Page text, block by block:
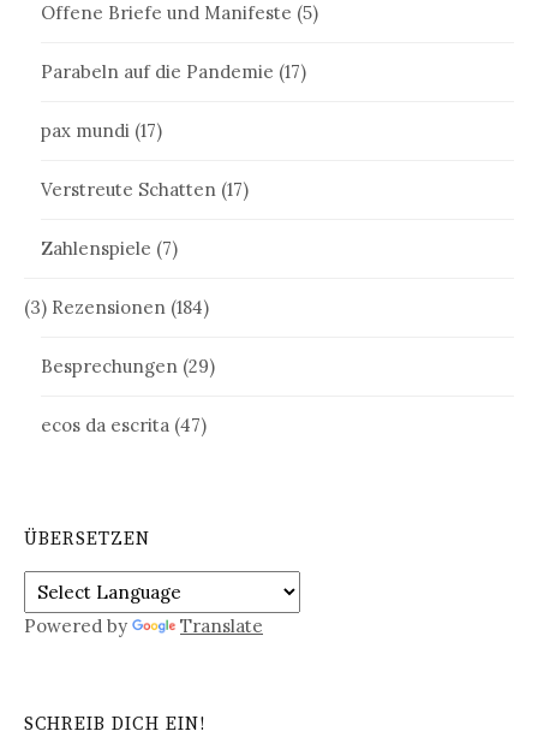
Offene Briefe und Manifeste (5)
Parabeln auf die Pandemie (17)
pax mundi (17)
Verstreute Schatten (17)
Zahlenspiele (7)
(3) Rezensionen (184)
Besprechungen (29)
ecos da escrita (47)
ÜBERSETZEN
Powered by Translate
SCHREIB DICH EIN!